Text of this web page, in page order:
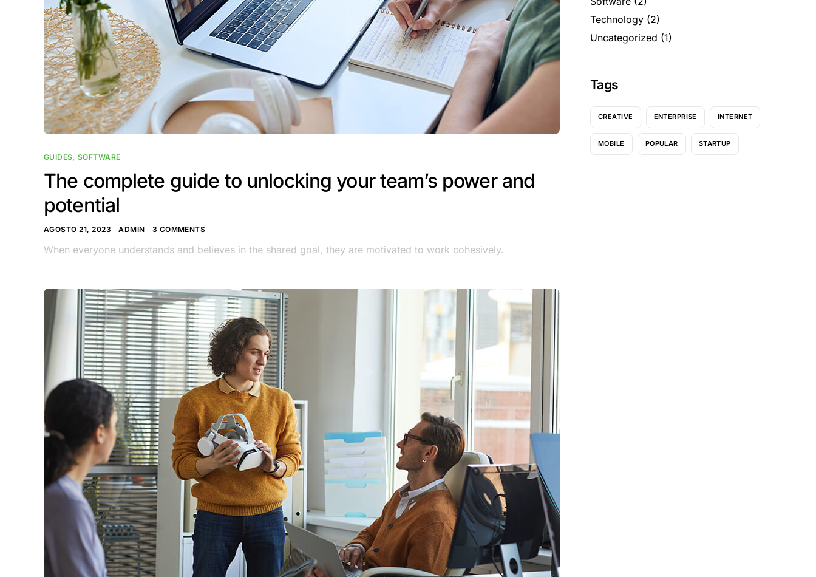
GUIDES, SOFTWARE
The complete guide to unlocking your team’s power and
potential
AGOSTO 21, 2023 ADMIN 3 COMMENTS
When everyone understands and believes in the shared goal, they are motivated to work cohesively.
Technology (2)
Uncategorized (1)
Tags
CREATIVE ENTERPRISE INTERNET
MOBILE POPULAR STARTUP